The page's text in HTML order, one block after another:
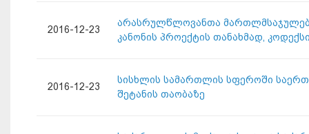
2016-12-23
არასრულწლოვანთა
კანონის პროექტის თანახმად,
2016-12-23
სისხლის სამართლის სფეროში
შეტანის თაობაზე